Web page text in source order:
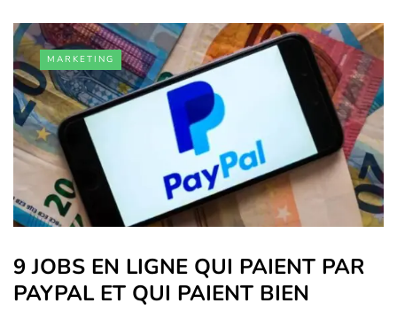
MARKETING
9 JOBS EN LIGNE QUI PAIENT PAR
PAYPAL ET QUI PAIENT BIEN